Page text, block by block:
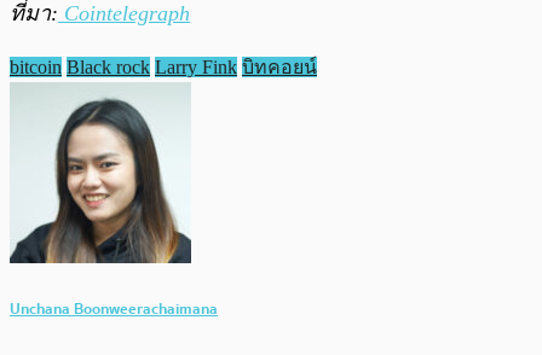
ที่มา: Cointelegraph
bitcoin Black rock Larry Fink บิทคอยน์
Unchana Boonweerachaimana